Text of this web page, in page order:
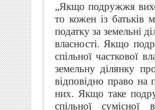
„Якщо подружжя
то кожен із батьків
податку за земельні
власності. Якщо
спільної часткової
земельну ділянку
відповідно право на
них. Якщо таке
спільної сумісної